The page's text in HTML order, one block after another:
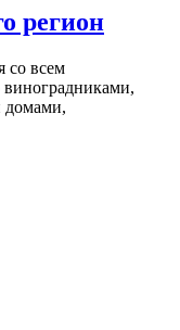
регион
со всем
домами,